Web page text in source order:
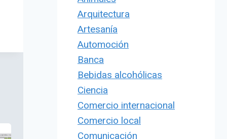
Arquitectura
Artesanía
Automoción
Banca
Bebidas alcohólicas
Ciencia
Comercio internacional
Comercio local
Comunicación